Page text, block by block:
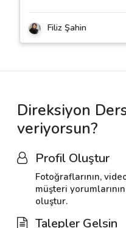
Filiz Şahin
Direksiyon
veriyorsun?
Profil Oluştur
Fotoğraflarının,
müşteri
oluştur.
Talepler Gelsin